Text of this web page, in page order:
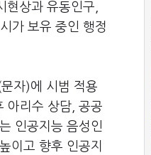
상과 유동인구,
가 보유 중인 행정
자)에 시범 적용
아리수 상담, 공공
인공지능 음성인
이고 향후 인공지